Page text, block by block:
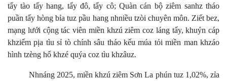
tẩy tào tẩy hang, tẩy đô, tẩy cô; Quàn cán bộ ziêm sanhz tháo
puần tẩy hòng bỉa tuz pầu hang nhniều tzòi chuyên môn. Ziết bez,
mạng lưới cộng tác viên miền khzú ziêm coz láng tẩy, khuýn cáp
khziếm pịa tìu sỉ tò chính sâu tháo kếu múa tỏi miền man khzáo
hình tzèng hổ khzé quýa coz tìu khzâuz.
Nhnáng 2025, miền khzú ziêm Sơn La phún tuz 1,02%, zỉa